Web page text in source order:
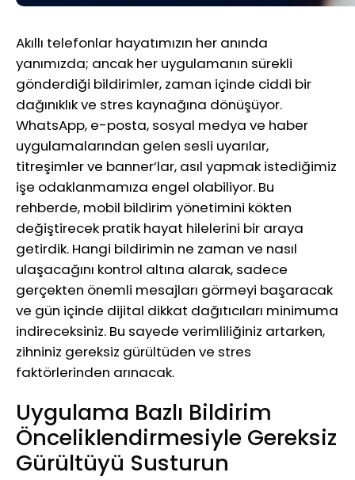
Akıllı telefonlar hayatımızın her anında
yanımızda; ancak her uygulamanın sürekli
gönderdiği bildirimler, zaman içinde ciddi bir
dağınıklık ve stres kaynağına dönüşüyor.
WhatsApp, e-posta, sosyal medya ve haber
uygulamalarından gelen sesli uyarılar,
titreşimler ve banner’lar, asıl yapmak istediğimiz
işe odaklanmamıza engel olabiliyor. Bu
rehberde, mobil bildirim yönetimini kökten
değiştirecek pratik hayat hilelerini bir araya
getirdik. Hangi bildirimin ne zaman ve nasıl
ulaşacağını kontrol altına alarak, sadece
gerçekten önemli mesajları görmeyi başaracak
ve gün içinde dijital dikkat dağıtıcıları minimuma
indireceksiniz. Bu sayede verimliliğiniz artarken,
zihniniz gereksiz gürültüden ve stres
faktörlerinden arınacak.
Uygulama Bazlı Bildirim
Önceliklendirmesiyle Gereksiz
Gürültüyü Susturun